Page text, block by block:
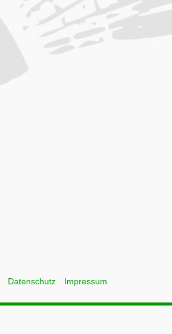
Datenschutz Impressum